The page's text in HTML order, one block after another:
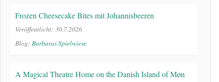
Frozen Cheesecake Bites mit Johannisbeeren
Veröffentlicht: 30.7.2026
Blog: Barbaras Spielwiese
A Magical Theatre Home on the Danish Island of Møn